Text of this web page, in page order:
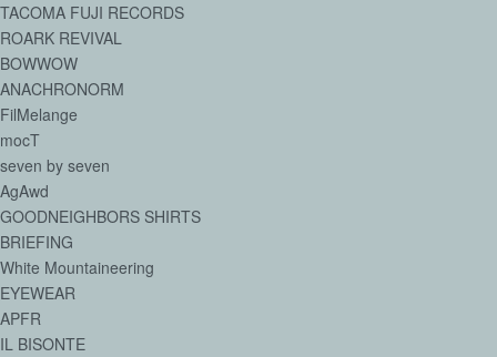
TACOMA FUJI RECORDS
ROARK REVIVAL
BOWWOW
ANACHRONORM
FilMelange
mocT
seven by seven
AgAwd
GOODNEIGHBORS SHIRTS
BRIEFING
White Mountaineering
EYEWEAR
APFR
IL BISONTE